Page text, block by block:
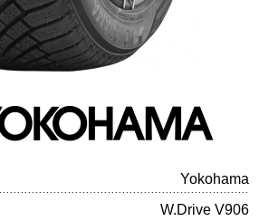
Yokohama
W.Drive V906